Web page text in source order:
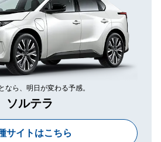
なら、明日が変わる予感。
ソルテラ
サイトはこちら